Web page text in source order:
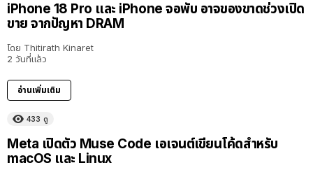
iPhone 18 Pro และ iPhone จอพับ อาจของขาดช่วงเปิด
ขาย จากปัญหา DRAM
โดย Thitirath Kinaret
2 วันที่แล้ว
อ่านเพิ่มเติม
433 ดู
Meta เปิดตัว Muse Code เอเจนต์เขียนโค้ดสำหรับ
macOS และ Linux